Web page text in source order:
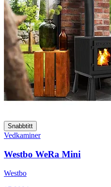
Snabbtitt
Vedkaminer
Westbo WeRa Mini
Westbo